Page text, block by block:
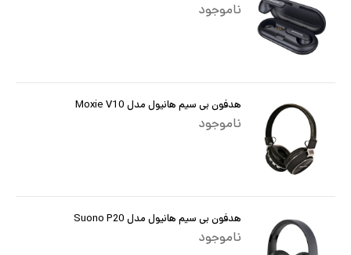
ناموجود
هدفون بی سیم هانیول مدل Moxie V10
ناموجود
هدفون بی سیم هانیول مدل Suono P20
ناموجود